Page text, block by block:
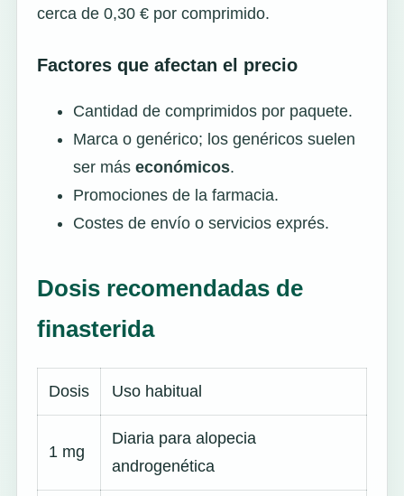
cerca de 0,30 € por comprimido.
Factores que afectan el precio
Cantidad de comprimidos por paquete.
Marca o genérico; los genéricos suelen
ser más económicos.
Promociones de la farmacia.
Costes de envío o servicios exprés.
Dosis recomendadas de
finasterida
Dosis Uso habitual
1 mg
Diaria para alopecia
androgenética